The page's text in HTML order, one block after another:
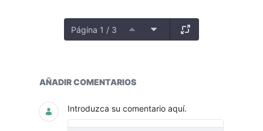
Página 1 / 3
Seguimiento y Avances
AÑADIR COMENTARIOS
Introduzca su comentario aquí.